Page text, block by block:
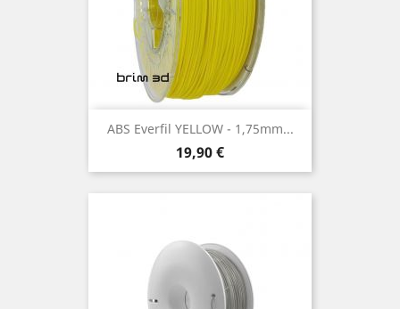
ABS Everfil YELLOW - 1,75mm...
Preço
19,90 €